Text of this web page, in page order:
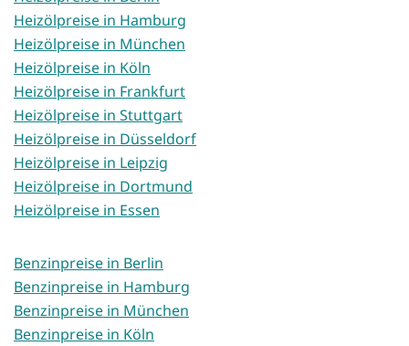
Heizölpreise in Hamburg
Heizölpreise in München
Heizölpreise in Köln
Heizölpreise in Frankfurt
Heizölpreise in Stuttgart
Heizölpreise in Düsseldorf
Heizölpreise in Leipzig
Heizölpreise in Dortmund
Heizölpreise in Essen
Benzinpreise in Berlin
Benzinpreise in Hamburg
Benzinpreise in München
Benzinpreise in Köln